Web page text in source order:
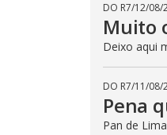
DO R7/12/08/
Muito
Deixo aqui
DO R7/11/08/
Pena
Pan de